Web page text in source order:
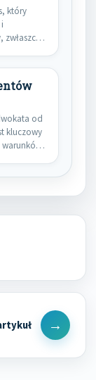
który
od
kluczowy
Next
Post